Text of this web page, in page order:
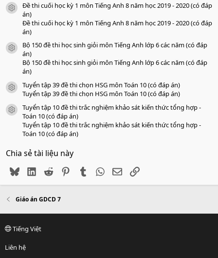
icon tài liệu
Đề thi cuối học kỳ 1 môn Tiếng Anh 8 năm học 2019 - 2020 (có đáp
án)
Đề thi cuối học kỳ 1 môn Tiếng Anh 8 năm học 2019 - 2020 (có đáp
án)
icon tài liệu
Bộ 150 đề thi học sinh giỏi môn Tiếng Anh lớp 6 các năm (có đáp
án)
Bộ 150 đề thi học sinh giỏi môn Tiếng Anh lớp 6 các năm (có đáp
án)
icon tài liệu
Tuyển tập 39 đề thi chọn HSG môn Toán 10 (có đáp án)
Tuyển tập 39 đề thi chọn HSG môn Toán 10 (có đáp án)
icon tài liệu
Tuyển tập 10 đề thi trắc nghiệm khảo sát kiến thức tổng hợp -
Toán 10 (có đáp án)
Tuyển tập 10 đề thi trắc nghiệm khảo sát kiến thức tổng hợp -
Toán 10 (có đáp án)
Chia sẻ tài liệu này
BlueskyLinkedIn
Reddit PinterestTumblr WhatsApp
EmailLink
Giáo án GDCD 7
Tiếng Việt
Liên hệ